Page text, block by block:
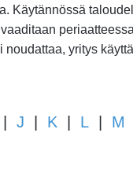
Käytännössä
yritys
J K L M